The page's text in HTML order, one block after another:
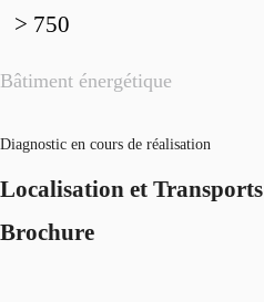
Bâtiment énergétique
> 750
Diagnostic en cours de réalisation
Localisation et Transports
Brochure